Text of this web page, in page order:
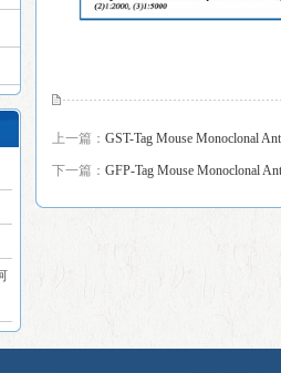
上一篇： GST-Tag Mouse Monoclonal
下一篇： GFP-Tag Mouse Monoclonal